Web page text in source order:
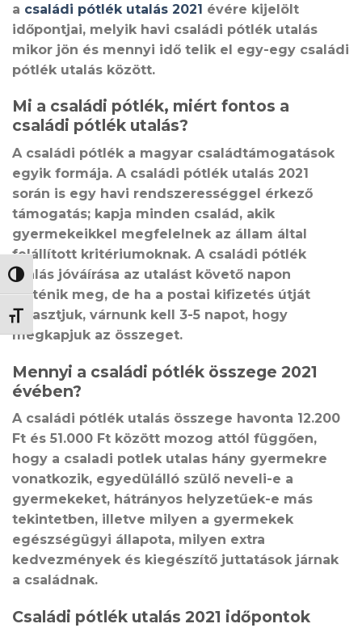
NAGY KONTRASZT VÁLTÁSA
BETŰMÉRET VÁLTÁSA
a családi pótlék utalás 2021 évére kijelölt
időpontjai, melyik havi családi pótlék utalás
mikor jön és mennyi idő telik el egy-egy családi
pótlék utalás között.
Mi a családi pótlék, miért fontos a
családi pótlék utalás?
A családi pótlék a magyar családtámogatások
egyik formája. A családi pótlék utalás 2021
során is egy havi rendszerességgel érkező
támogatás; kapja minden család, akik
gyermekeikkel megfelelnek az állam által
felállított kritériumoknak. A családi pótlék
utalás jóváírása az utalást követő napon
történik meg, de ha a postai kifizetés útját
választjuk, várnunk kell 3-5 napot, hogy
megkapjuk az összeget.
Mennyi a családi pótlék összege 2021
évében?
A családi pótlék utalás összege havonta 12.200
Ft és 51.000 Ft között mozog attól függően,
hogy a csaladi potlek utalas hány gyermekre
vonatkozik, egyedülálló szülő neveli-e a
gyermekeket, hátrányos helyzetűek-e más
tekintetben, illetve milyen a gyermekek
egészségügyi állapota, milyen extra
kedvezmények és kiegészítő juttatások járnak
a családnak.
Családi pótlék utalás 2021 időpontok